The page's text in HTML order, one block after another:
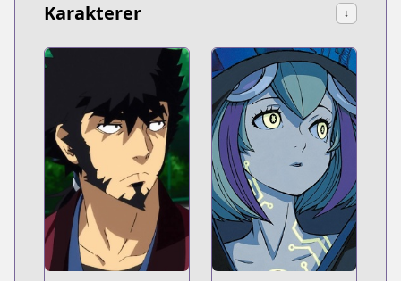
Karakterer ↓